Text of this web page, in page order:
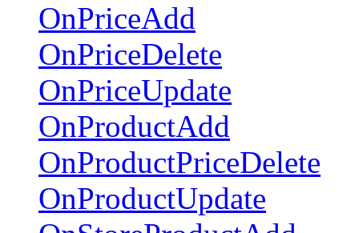
OnPriceAdd
OnPriceDelete
OnPriceUpdate
OnProductAdd
OnProductPriceDelete
OnProductUpdate